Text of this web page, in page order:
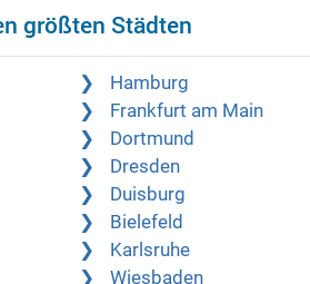
größten Städten
Hamburg
Frankfurt am Main
Dortmund
Dresden
Duisburg
Bielefeld
Karlsruhe
Wiesbaden